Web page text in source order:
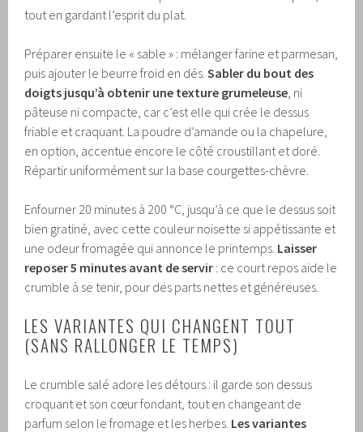
tout en gardant l’esprit du plat.
Préparer ensuite le « sable » : mélanger farine et parmesan,
puis ajouter le beurre froid en dés.Sabler du bout des
doigts jusqu’à obtenir une texture grumeleuse , ni
pâteuse ni compacte, car c’est elle qui crée le dessus
friable et craquant. La poudre d’amande ou la chapelure,
en option, accentue encore le côté croustillant et doré.
Répartir uniformément sur la base courgettes-chèvre.
Enfourner 20 minutes à 200 °C, jusqu’à ce que le dessus soit
bien gratiné, avec cette couleur noisette si appétissante et
une odeur fromagée qui annonce le printemps. Laisser
reposer 5 minutes avant de servir : ce court repos aide le
crumble à se tenir, pour des parts nettes et généreuses.
LES VARIANTES QUI CHANGENT TOUT
(SANS RALLONGER LE TEMPS)
Le crumble salé adore les détours : il garde son dessus
croquant et son cœur fondant, tout en changeant de
parfum selon le fromage et les herbes. Les variantes